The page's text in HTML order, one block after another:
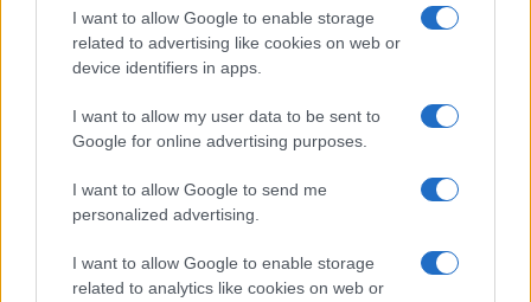
I want to allow Google to enable storage
related to advertising like cookies on web or
device identifiers in apps.
I want to allow my user data to be sent to
Google for online advertising purposes.
I want to allow Google to send me
personalized advertising.
I want to allow Google to enable storage
related to analytics like cookies on web or
Continua a leggere
NEWS